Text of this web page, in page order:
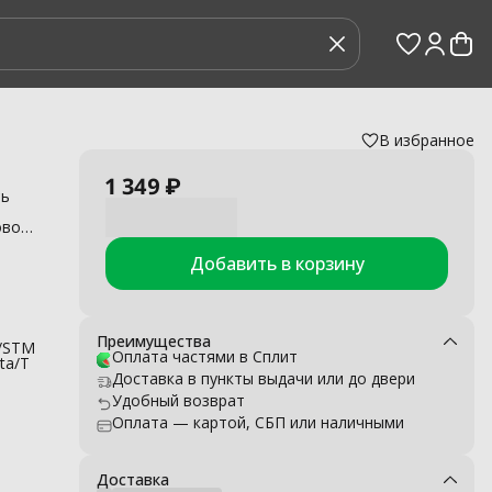
28,
T
В избранное
1 349 ₽
Добавить в корзину
Преимущества
Оплата частями в Сплит
Доставка в пункты выдачи или до двери
Удобный возврат
Оплата — картой, СБП или наличными
Доставка